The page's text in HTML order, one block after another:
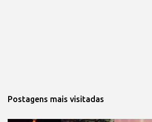
Postagens mais visitadas